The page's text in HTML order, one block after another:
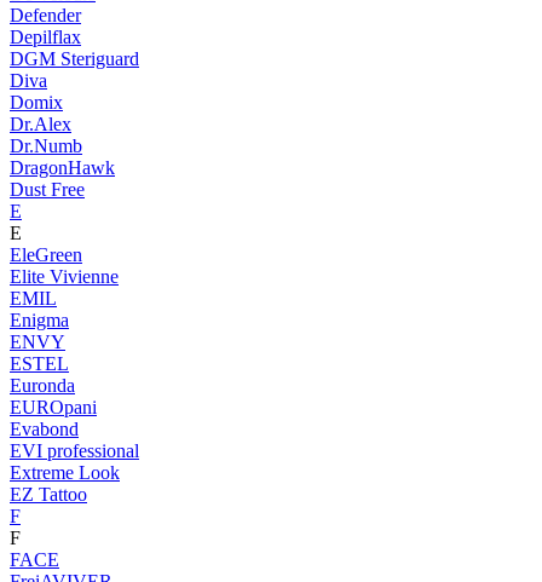
Defender
Depilflax
DGM Steriguard
Diva
Domix
Dr.Alex
Dr.Numb
DragonHawk
Dust Free
E
E
EleGreen
Elite Vivienne
EMIL
Enigma
ENVY
ESTEL
Euronda
EUROpani
Evabond
EVI professional
Extreme Look
EZ Tattoo
F
F
FACE